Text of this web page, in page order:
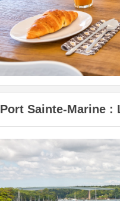
Port Sainte-Marine :
Previous